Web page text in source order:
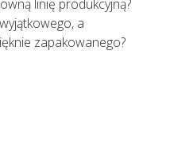
linię produkcyjną?
a
zapakowanego?